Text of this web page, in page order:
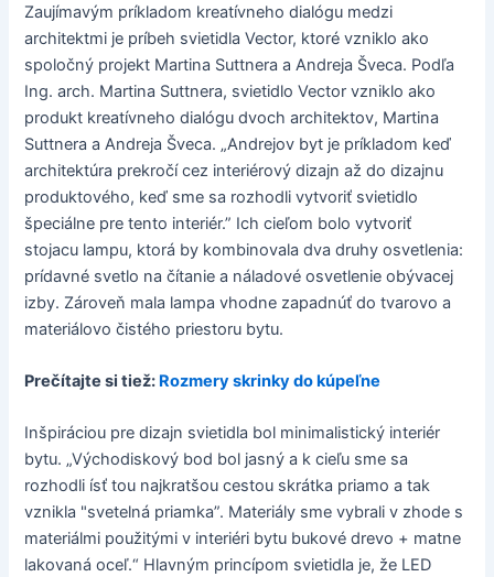
Zaujímavým príkladom kreatívneho dialógu medzi
architektmi je príbeh svietidla Vector, ktoré vzniklo ako
spoločný projekt Martina Suttnera a Andreja Šveca. Podľa
Ing. arch. Martina Suttnera, svietidlo Vector vzniklo ako
produkt kreatívneho dialógu dvoch architektov, Martina
Suttnera a Andreja Šveca. „Andrejov byt je príkladom keď
architektúra prekročí cez interiérový dizajn až do dizajnu
produktového, keď sme sa rozhodli vytvoriť svietidlo
špeciálne pre tento interiér.” Ich cieľom bolo vytvoriť
stojacu lampu, ktorá by kombinovala dva druhy osvetlenia:
prídavné svetlo na čítanie a náladové osvetlenie obývacej
izby. Zároveň mala lampa vhodne zapadnúť do tvarovo a
materiálovo čistého priestoru bytu.
Prečítajte si tiež: Rozmery skrinky do kúpeľne
Inšpiráciou pre dizajn svietidla bol minimalistický interiér
bytu. „Východiskový bod bol jasný a k cieľu sme sa
rozhodli ísť tou najkratšou cestou skrátka priamo a tak
vznikla "svetelná priamka”. Materiály sme vybrali v zhode s
materiálmi použitými v interiéri bytu bukové drevo + matne
lakovaná oceľ.“ Hlavným princípom svietidla je, že LED